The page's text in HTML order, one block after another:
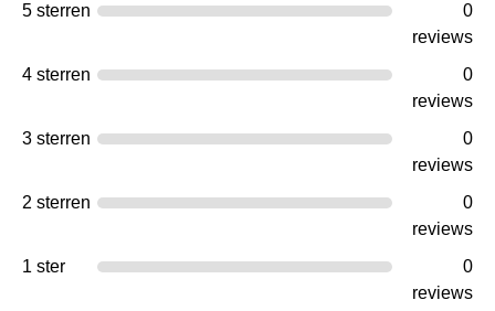
5 sterren
0
reviews
4 sterren
0
reviews
3 sterren
0
reviews
2 sterren
0
reviews
1 ster
0
reviews